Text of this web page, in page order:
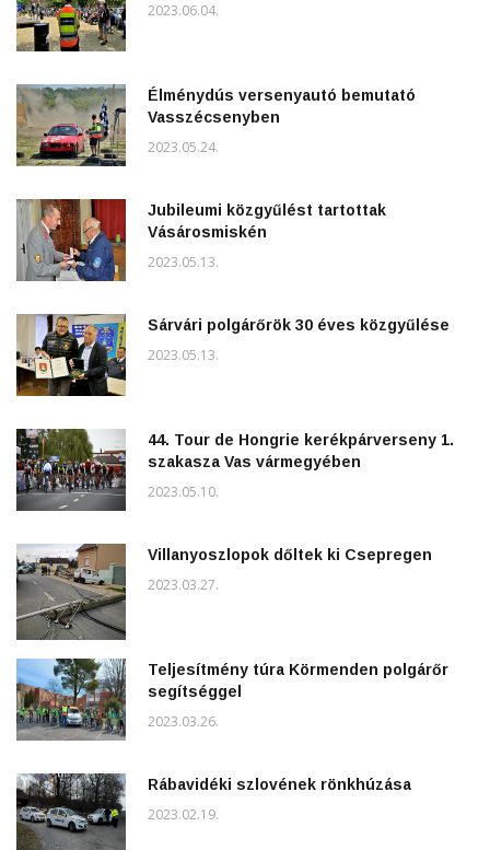
2023.06.04.
Élménydús versenyautó bemutató
Vasszécsenyben
2023.05.24.
Jubileumi közgyűlést tartottak
Vásárosmiskén
2023.05.13.
Sárvári polgárőrök 30 éves közgyűlése
2023.05.13.
44. Tour de Hongrie kerékpárverseny 1.
szakasza Vas vármegyében
2023.05.10.
Villanyoszlopok dőltek ki Csepregen
2023.03.27.
Teljesítmény túra Körmenden polgárőr
segítséggel
2023.03.26.
Rábavidéki szlovének rönkhúzása
2023.02.19.